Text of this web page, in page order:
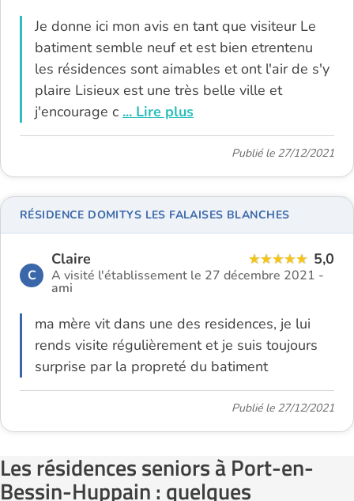
Je donne ici mon avis en tant que visiteur Le
batiment semble neuf et est bien etrentenu
les résidences sont aimables et ont l'air de s'y
plaire Lisieux est une très belle ville et
j'encourage c ... Lire plus
Publié le 27/12/2021
C
Claire 5,0
A visité l'établissement le 27 décembre 2021 -
ami
ma mère vit dans une des residences, je lui
rends visite régulièrement et je suis toujours
surprise par la propreté du batiment
RÉSIDENCE DOMITYS LES FALAISES BLANCHES
Publié le 27/12/2021
Les résidences seniors à Port-en-
Bessin-Huppain : quelques